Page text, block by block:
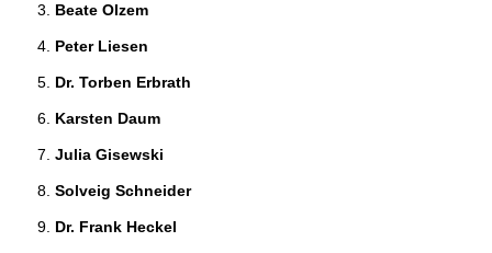
Beate Olzem
Peter Liesen
Dr. Torben Erbrath
Karsten Daum
Julia Gisewski
Solveig Schneider
Dr. Frank Heckel